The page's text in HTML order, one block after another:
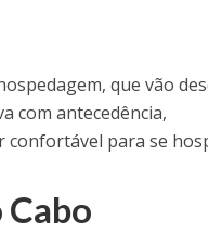
que vão
com antecedência,
para se